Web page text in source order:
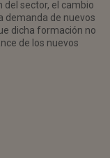
sector, el cambio
demanda de nuevos
dicha formación no
de los nuevos